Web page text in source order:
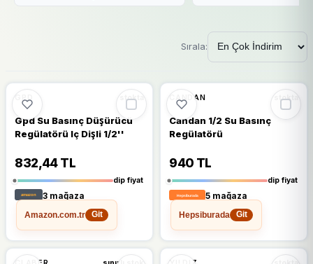
Sırala:
%47 %47 DÜŞTÜ
GPD stokta
Gpd Su Basınç Düşürücü
Regülatörü Iç Dişli 1/2''
832,44 TL
dip fiyat
3 mağaza
Amazon.com.tr
Git
%41 %41 DÜŞTÜ
CANDAN stokta
Candan 1/2 Su Basınç
Regülatörü
940 TL
dip fiyat
5 mağaza
Hepsiburada
Git
%34 DÜŞTÜ